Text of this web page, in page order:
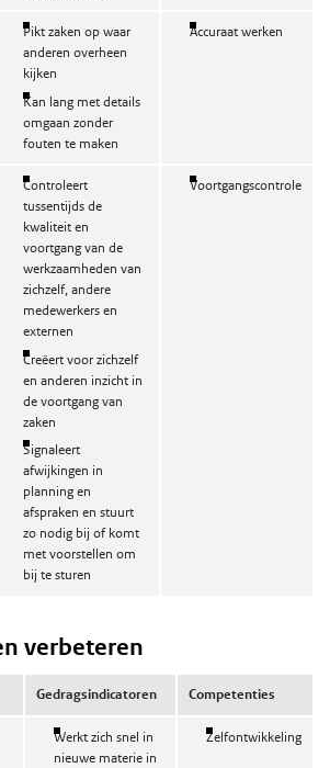
Pikt zaken op waar
anderen overheen
kijken
Kan lang met details
omgaan zonder
fouten te maken
Accuraat werken
Controleert
tussentijds de
kwaliteit en
voortgang van de
werkzaamheden van
zichzelf, andere
medewerkers en
externen
Creëert voor zichzelf
en anderen inzicht in
de voortgang van
zaken
Signaleert
afwijkingen in
planning en
afspraken en stuurt
zo nodig bij of komt
met voorstellen om
bij te sturen
Voortgangscontrole
verbeteren
Gedragsindicatoren Competenties
Werkt zich snel in
nieuwe materie in
Zelfontwikkeling